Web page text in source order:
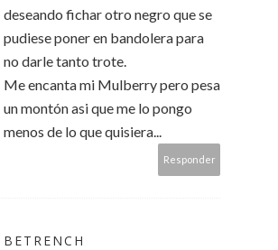
deseando fichar otro negro que se
pudiese poner en bandolera para
no darle tanto trote.
Me encanta mi Mulberry pero pesa
un montón asi que me lo pongo
menos de lo que quisiera...
Responder
BETRENCH